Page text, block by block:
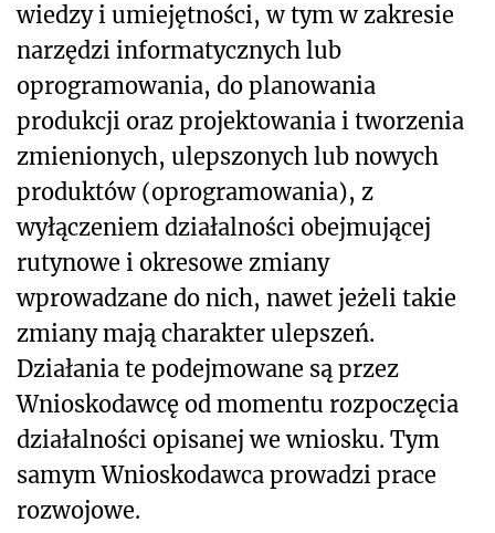
wiedzy i umiejętności, w tym w zakresie
narzędzi informatycznych lub
oprogramowania, do planowania
produkcji oraz projektowania i tworzenia
zmienionych, ulepszonych lub nowych
produktów (oprogramowania), z
wyłączeniem działalności obejmującej
rutynowe i okresowe zmiany
wprowadzane do nich, nawet jeżeli takie
zmiany mają charakter ulepszeń.
Działania te podejmowane są przez
Wnioskodawcę od momentu rozpoczęcia
działalności opisanej we wniosku. Tym
samym Wnioskodawca prowadzi prace
rozwojowe.